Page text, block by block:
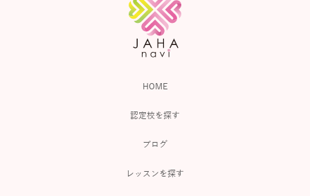
HOME
認定校を探す
ブログ
レッスンを探す